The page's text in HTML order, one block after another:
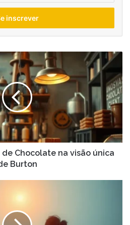
Chocolate na visão única
Burton